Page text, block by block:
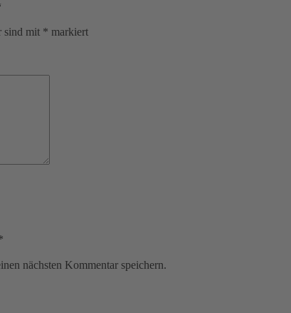
sind mit * markiert
nächsten Kommentar speichern.